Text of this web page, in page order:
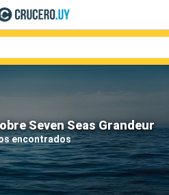
Seven Seas Grandeur
encontrados
Compañías